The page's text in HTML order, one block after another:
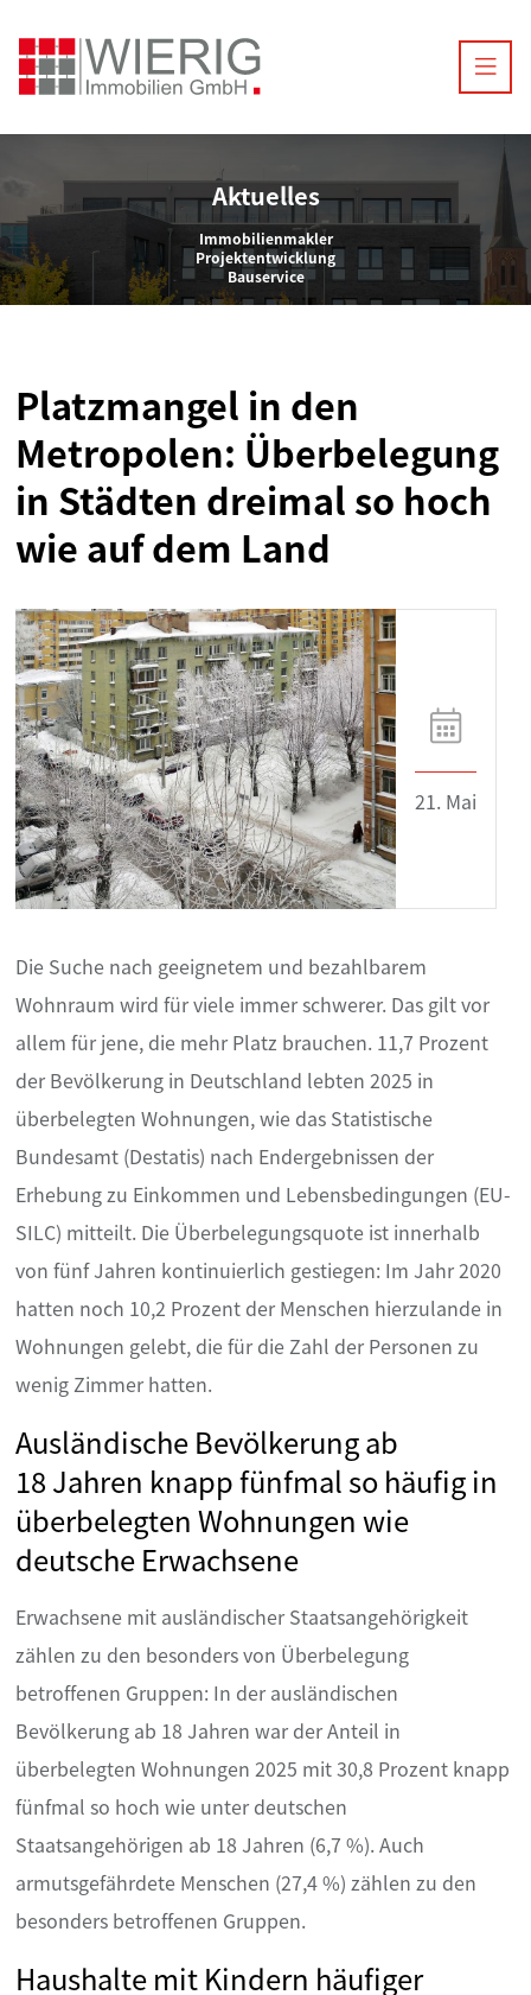
Aktuelles
Immobilienmakler
Projektentwicklung
Bauservice
Platzmangel in den
Metropolen: Überbelegung
in Städten dreimal so hoch
wie auf dem Land
21. Mai
Die Suche nach geeignetem und bezahlbarem
Wohnraum wird für viele immer schwerer. Das gilt vor
allem für jene, die mehr Platz brauchen. 11,7 Prozent
der Bevölkerung in Deutschland lebten 2025 in
überbelegten Wohnungen, wie das Statistische
Bundesamt (Destatis) nach Endergebnissen der
Erhebung zu Einkommen und Lebensbedingungen (EU-
SILC) mitteilt. Die Überbelegungsquote ist innerhalb
von fünf Jahren kontinuierlich gestiegen: Im Jahr 2020
hatten noch 10,2 Prozent der Menschen hierzulande in
Wohnungen gelebt, die für die Zahl der Personen zu
wenig Zimmer hatten.
Ausländische Bevölkerung ab
18 Jahren knapp fünfmal so häufig in
überbelegten Wohnungen wie
deutsche Erwachsene
Erwachsene mit ausländischer Staatsangehörigkeit
zählen zu den besonders von Überbelegung
betroffenen Gruppen: In der ausländischen
Bevölkerung ab 18 Jahren war der Anteil in
überbelegten Wohnungen 2025 mit 30,8 Prozent knapp
fünfmal so hoch wie unter deutschen
Staatsangehörigen ab 18 Jahren (6,7 %). Auch
armutsgefährdete Menschen (27,4 %) zählen zu den
besonders betroffenen Gruppen.
Haushalte mit Kindern häufiger